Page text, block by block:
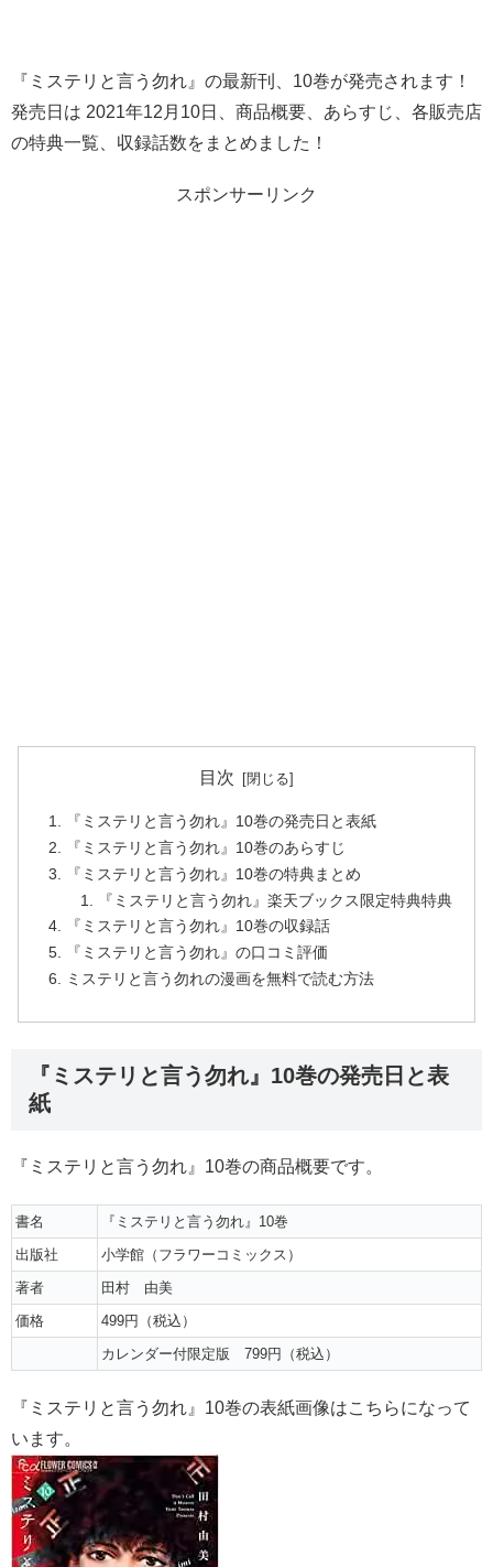
『ミステリと言う勿れ』の最新刊、10巻が発売されます！
発売日は 2021年12月10日、商品概要、あらすじ、各販売店
の特典一覧、収録話数をまとめました！
スポンサーリンク
目次
『ミステリと言う勿れ』10巻の発売日と表紙
『ミステリと言う勿れ』10巻のあらすじ
『ミステリと言う勿れ』10巻の特典まとめ
『ミステリと言う勿れ』楽天ブックス限定特典特典
『ミステリと言う勿れ』10巻の収録話
『ミステリと言う勿れ』の口コミ評価
ミステリと言う勿れの漫画を無料で読む方法
『ミステリと言う勿れ』10巻の発売日と表
紙
『ミステリと言う勿れ』10巻の商品概要です。
書名
『ミステリと言う勿れ』10巻
出版社
小学館（フラワーコミックス）
著者
田村 由美
価格
499円（税込）
カレンダー付限定版 799円（税込）
『ミステリと言う勿れ』10巻の表紙画像はこちらになって
います。